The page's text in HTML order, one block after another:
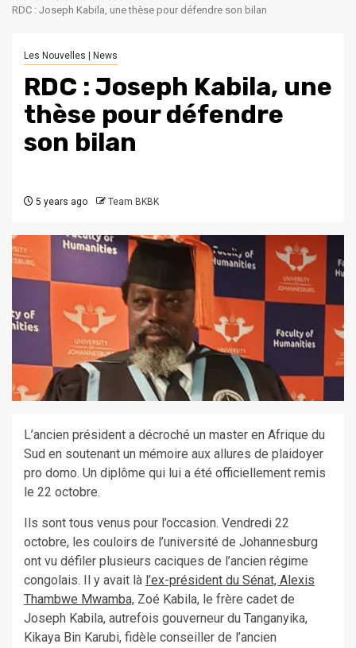
RDC : Joseph Kabila, une thèse pour défendre son bilan
Les Nouvelles | News
RDC : Joseph Kabila, une
thèse pour défendre
son bilan
5 years ago Team BKBK
L’ancien président a décroché un master en Afrique du
Sud en soutenant un mémoire aux allures de plaidoyer
pro domo. Un diplôme qui lui a été officiellement remis
le 22 octobre.
Ils sont tous venus pour l’occasion. Vendredi 22
octobre, les couloirs de l’université de Johannesburg
ont vu défiler plusieurs caciques de l’ancien régime
congolais. Il y avait là l’ex-président du Sénat, Alexis
Thambwe Mwamba, Zoé Kabila, le frère cadet de
Joseph Kabila, autrefois gouverneur du Tanganyika,
Kikaya Bin Karubi, fidèle conseiller de l’ancien